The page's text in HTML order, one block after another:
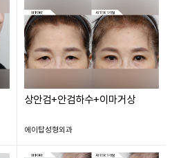
상안검+안검하수+이마거상
에이탑성형외과